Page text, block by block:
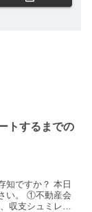
トするまでの
知ですか？ 本日
い。 ①不動産会
収支シュミレー